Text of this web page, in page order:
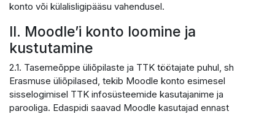
konto või külalisligipääsu vahendusel.
II. Moodle’i konto loomine ja
kustutamine
2.1. Tasemeõppe üliõpilaste ja TTK töötajate puhul, sh
Erasmuse üliõpilased, tekib Moodle konto esimesel
sisselogimisel TTK infosüsteemide kasutajanime ja
parooliga. Edaspidi saavad Moodle kasutajad ennast